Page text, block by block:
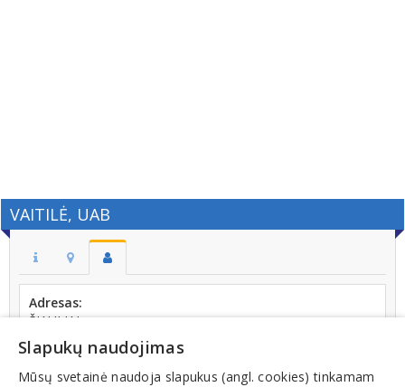
VAITILĖ, UAB
Adresas:
ŠIAULIAI
Kodas:
Slapukų naudojimas
Mūsų svetainė naudoja slapukus (angl. cookies) tinkamam